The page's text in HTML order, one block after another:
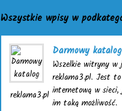
Wszystkie wpisy w
reklama3.pl
Darmowy katalog
Wszelkie witryny w
reklama3.pl. Jest
internetową w
im taką możliwość.